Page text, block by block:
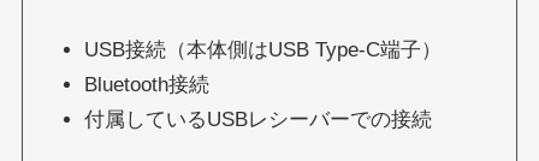
USB接続（本体側はUSB Type-C端子）
Bluetooth接続
付属しているUSBレシーバーでの接続